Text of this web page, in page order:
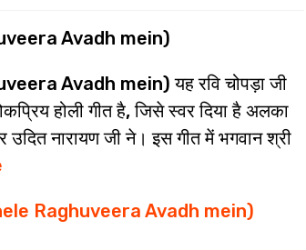
Avadh mein)
Avadh mein) यह रवि चोपड़ा जी
होली गीत है, जिसे स्वर दिया है अलका
नारायण जी ने। इस गीत में भगवान श्री
Raghuveera Avadh mein)